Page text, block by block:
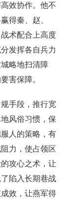
效协作。他不
得秦、赵、
术配合上高度
发挥各自兵力
略地扫清障
害保障。
手段，推行宽
风俗习惯，保
人的策略，有
力，使占领区
攻心之术，让
陷入长期巷战
效，让燕军得